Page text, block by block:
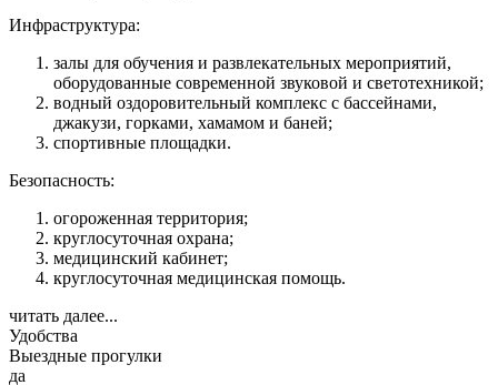
Инфраструктура:
залы для обучения и развлекательных мероприятий,
оборудованные современной звуковой и светотехникой;
водный оздоровительный комплекс с бассейнами,
джакузи, горками, хамамом и баней;
спортивные площадки.
Безопасность:
огороженная территория;
круглосуточная охрана;
медицинский кабинет;
круглосуточная медицинская помощь.
читать далее...
Удобства
Выездные прогулки
да